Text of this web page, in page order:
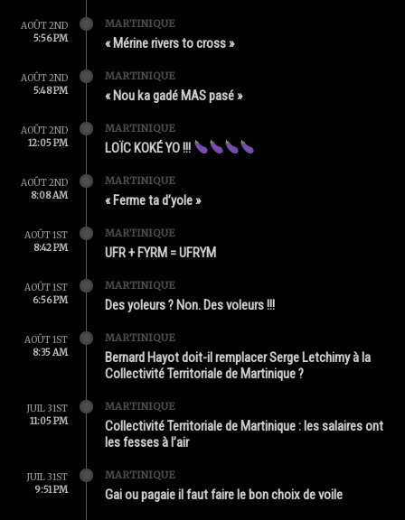
AOÛT 2ND
5:56 PM
MARTINIQUE
« Mérine rivers to cross »
AOÛT 2ND
5:48 PM
MARTINIQUE
« Nou ka gadé MAS pasé »
AOÛT 2ND
12:05 PM
MARTINIQUE
LOÏC KOKÉ YO !!!
AOÛT 2ND
8:08 AM
MARTINIQUE
« Ferme ta d’yole »
AOÛT 1ST
8:42 PM
MARTINIQUE
UFR + FYRM = UFRYM
AOÛT 1ST
6:56 PM
MARTINIQUE
Des yoleurs ? Non. Des voleurs !!!
AOÛT 1ST
8:35 AM
MARTINIQUE
Bernard Hayot doit-il remplacer Serge Letchimy à la
Collectivité Territoriale de Martinique ?
JUIL 31ST
11:05 PM
MARTINIQUE
Collectivité Territoriale de Martinique : les salaires ont
les fesses à l’air
JUIL 31ST
9:51 PM
MARTINIQUE
Gai ou pagaie il faut faire le bon choix de voile